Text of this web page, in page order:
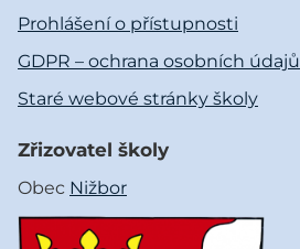
Prohlášení o přístupnosti
GDPR – ochrana osobních údajů
Staré webové stránky školy
Zřizovatel školy
Obec Nižbor